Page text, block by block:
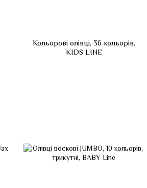
Кольорові олівці, 36 кольорів,
KIDS LINE